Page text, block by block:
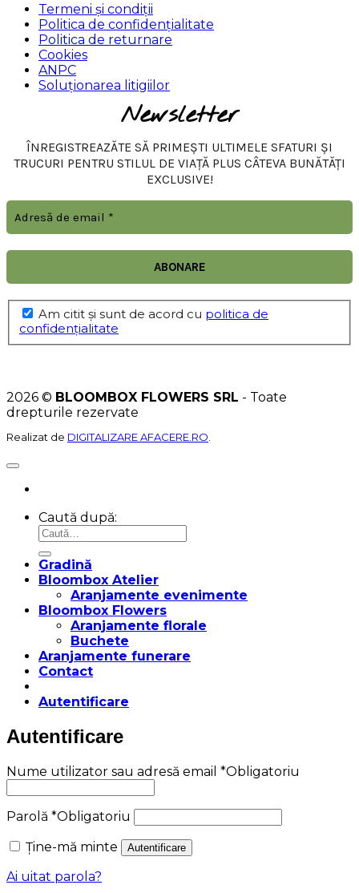
Termeni și condiții
Politica de confidențialitate
Politica de returnare
Cookies
ANPC
Soluționarea litigiilor
Newsletter
ÎNREGISTREAZĂTE SĂ PRIMEȘTI ULTIMELE SFATURI ȘI
TRUCURI PENTRU STILUL DE VIAȚĂ PLUS CÂTEVA BUNĂTĂȚI
EXCLUSIVE!
Am citit şi sunt de acord cu politica de
confidențialitate
2026 © BLOOMBOX FLOWERS SRL - Toate
drepturile rezervate
Realizat de DIGITALIZARE AFACERE.RO.
Caută după:
Gradină
Bloombox Atelier
Aranjamente evenimente
Bloombox Flowers
Aranjamente florale
Buchete
Aranjamente funerare
Contact
Autentificare
Autentificare
Nume utilizator sau adresă email *Obligatoriu
Parolă *Obligatoriu
Ține-mă minte
Autentificare
Ai uitat parola?